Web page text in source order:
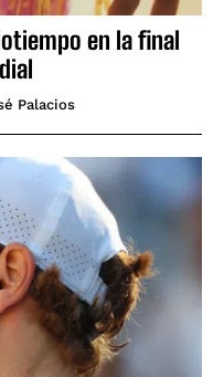
en la final
Palacios